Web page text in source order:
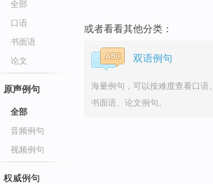
全部
口语
书面语
论文
原声例句
全部
音频例句
视频例句
权威例句
或者看看其他分类：
双语例句
海量例句，可以按难度查看口语、
书面语、论文例句。